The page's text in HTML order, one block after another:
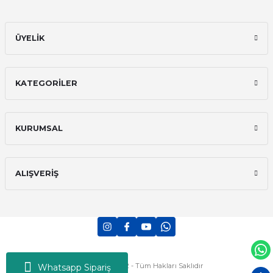
Whatsapp Sipariş
ÜYELİK
KATEGORİLER
KURUMSAL
ALIŞVERİŞ
Tekno-mar © 2022 - Tüm Hakları Saklıdır